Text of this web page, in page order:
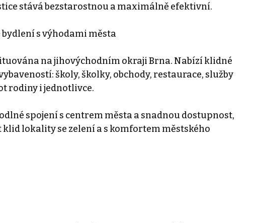
stává bezstarostnou a maximálně efektivní.
s výhodami města
na jihovýchodním okraji Brna. Nabízí klidné
školy, školky, obchody, restaurace, služby
rodiny i jednotlivce.
spojení s centrem města a snadnou dostupnost,
lokality se zelení a s komfortem městského